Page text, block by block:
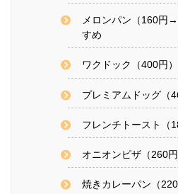
メロンパン（160円
すめ
ワクドック（400円）
プレミアムドッグ（
フレンチトースト（
オニオンピザ（260円
焼きカレーパン（220